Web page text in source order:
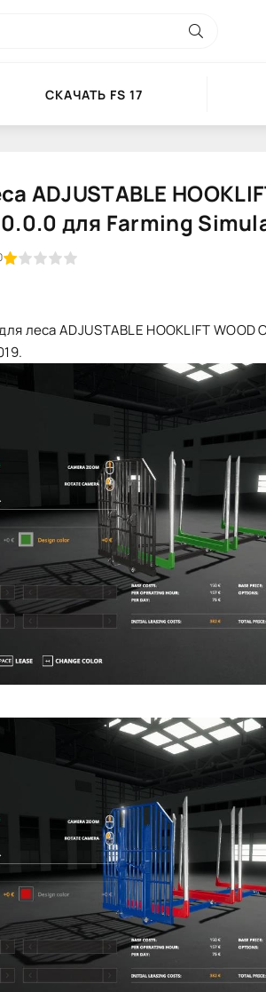
СКАЧАТЬ FS 17
ADJUSTABLE
для Farming
леса ADJUSTABLE HOOKLIFT WOOD